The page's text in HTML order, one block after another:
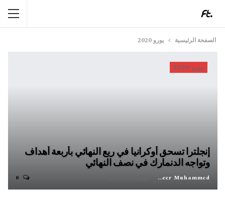
الصفحة الرئيسية يورو 2020
يورو 2020
إنجلترا تسحق أوكرانيا في ربع النهائي بأربعة أهداف
وتواجه الدنمارك في نصف النهائي
Shaheer Muhammed